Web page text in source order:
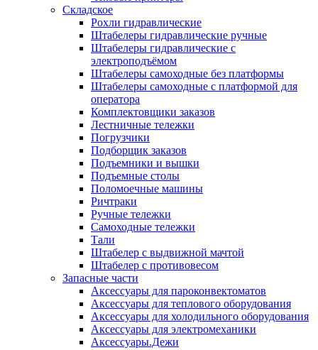
Складское
Рохли гидравлические
Штабелеры гидравлические ручные
Штабелеры гидравлические с
электроподъёмом
Штабелеры самоходные без платформы
Штабелеры самоходные с платформой для
оператора
Комплектовщики заказов
Лестничные тележки
Погрузчики
Подборщик заказов
Подъемники и вышки
Подъемные столы
Поломоечные машины
Ричтраки
Ручные тележки
Самоходные тележки
Тали
Штабелер с выдвижной мачтой
Штабелер с противовесом
Запасные части
Аксессуары для пароконвектоматов
Аксессуары для теплового оборудования
Аксессуары для холодильного оборудования
Аксессуары для электромеханики
Аксессуары.Дежи